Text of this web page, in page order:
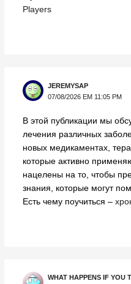
Players
JEREMYSAP
07/08/2026 EM 11:05 PM
В этой публикации мы
лечения различных
новых медикаментах,
которые активно
нацелены на то, чтобы
знания, которые могут
Есть чему поучиться –
WHAT HAPPENS IF YOU